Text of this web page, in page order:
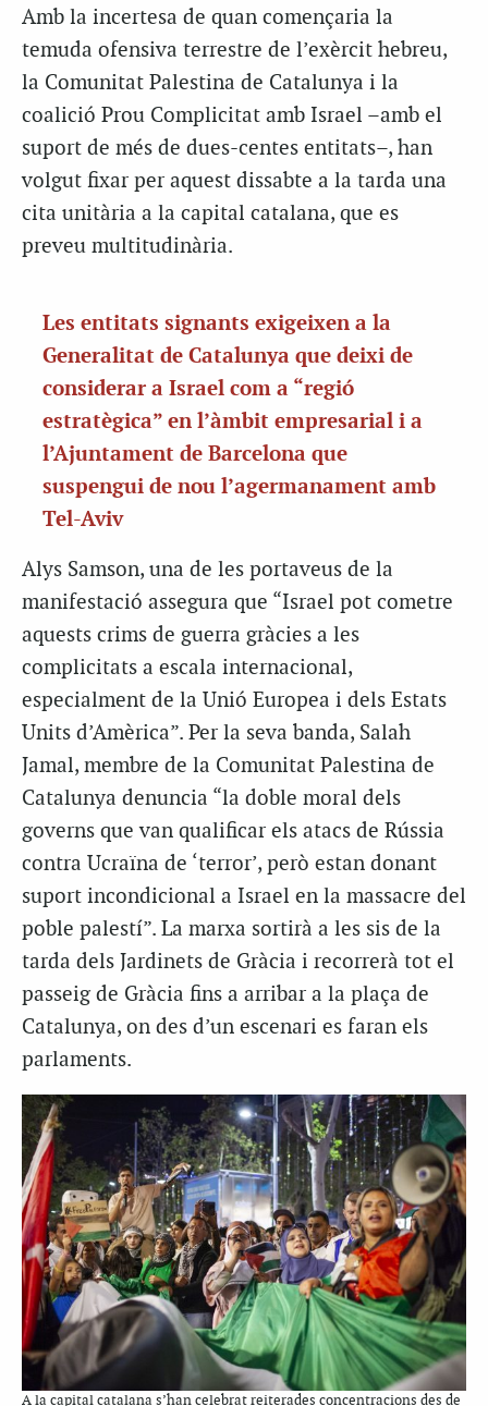
Amb la incertesa de quan començaria la
temuda ofensiva terrestre de l’exèrcit hebreu,
la Comunitat Palestina de Catalunya i la
coalició Prou Complicitat amb Israel –amb el
suport de més de dues-centes entitats–, han
volgut fixar per aquest dissabte a la tarda una
cita unitària a la capital catalana, que es
preveu multitudinària.
Les entitats signants exigeixen a la
Generalitat de Catalunya que deixi de
considerar a Israel com a “regió
estratègica” en l’àmbit empresarial i a
l’Ajuntament de Barcelona que
suspengui de nou l’agermanament amb
Tel-Aviv
Alys Samson, una de les portaveus de la
manifestació assegura que “Israel pot cometre
aquests crims de guerra gràcies a les
complicitats a escala internacional,
especialment de la Unió Europea i dels Estats
Units d’Amèrica”. Per la seva banda, Salah
Jamal, membre de la Comunitat Palestina de
Catalunya denuncia “la doble moral dels
governs que van qualificar els atacs de Rússia
contra Ucraïna de ‘terror’, però estan donant
suport incondicional a Israel en la massacre del
poble palestí”. La marxa sortirà a les sis de la
tarda dels Jardinets de Gràcia i recorrerà tot el
passeig de Gràcia fins a arribar a la plaça de
Catalunya, on des d’un escenari es faran els
parlaments.
A la capital catalana s’han celebrat reiterades concentracions des de